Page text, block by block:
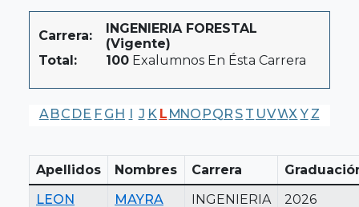
Carrera:
INGENIERIA FORESTAL
(Vigente)
Total:
100 Exalumnos En Ésta Carrera
A BC DE F G H I J K L MNO PQR S T UVWX Y Z
Apellidos Nombres Carrera
LEON
MAYRA
INGENIERIA
2026